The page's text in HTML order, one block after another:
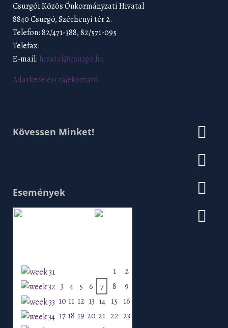
Csurgói Közös Önkormányzati Hivatal
8840 Csurgó, Széchenyi tér 2.
Telefon: 82/471-388, 82/571-095
Telefax:
E-mail: hivatal@csurgo.hu
Adatkezelési tájékoztató
Kövessen Minket!
Események
1
2
3 4 5 6 7 8
9
10 11 12 13 14 15 16
17 18 19 20 21 22 23